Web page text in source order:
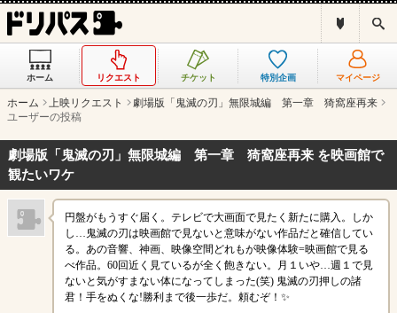
ス
は
？
ホーム リクエスト チケット 特別企画 マイページ
ホーム 上映リクエスト
劇場版「鬼滅の刃」無限城編 第一章 猗窩座再来
ユーザーの投稿
劇場版「鬼滅の刃」無限城編 第一章 猗窩座再来 を映画館で
観たいワケ
円盤がもうすぐ届く。テレビで大画面で見たく新たに購入。しか
し…鬼滅の刃は映画館で見ないと意味がない作品だと確信してい
る。あの音響、神画、映像空間どれもが映像体験=映画館で見る
べ作品。60回近く見ているが全く飽きない。月１いや…週１で見
ないと気がすまない体になってしまった(笑) 鬼滅の刃押しの諸
君！手をぬくな!勝利まで後一歩だ。頼むぞ！✨